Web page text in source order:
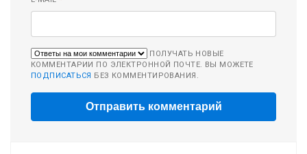
ПОЛУЧАТЬ НОВЫЕ
КОММЕНТАРИИ ПО ЭЛЕКТРОННОЙ ПОЧТЕ. ВЫ МОЖЕТЕ
ПОДПИСАТЬСЯ БЕЗ КОММЕНТИРОВАНИЯ.